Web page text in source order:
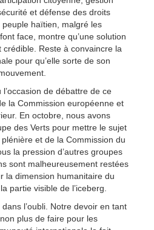
et défense des droits
haïtien, malgré les
face, montre qu’une solution
Reste à convaincre la
pour qu’elle sorte de son
l’occasion de débattre de ce
la Commission européenne et
En octobre, nous avons
des Verts pour mettre le sujet
et de la Commission du
la pression d’autres groupes
sont malheureusement restées
la dimension humanitaire du
partie visible de l’iceberg.
l’oubli. Notre devoir en tant
plus de faire pour les